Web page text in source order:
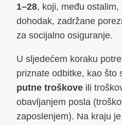
1–28, koji, među
dohodak, zadržane
za socijalno osiguranje.
U sljedećem koraku
priznate odbitke, kao što
putne troškove ili
obavljanjem posla
zaposlenjem). Na kraju